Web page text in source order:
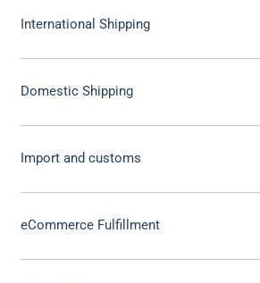
International Shipping
Domestic Shipping
Import and customs
eCommerce Fulfillment